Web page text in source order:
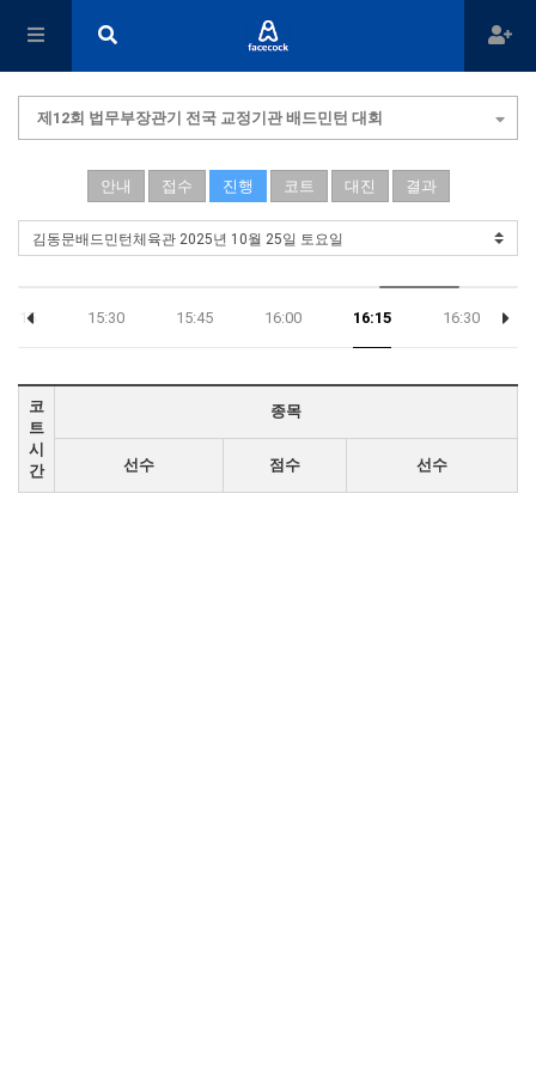
제12회 법무부장관기 전국 교정기관 배드민턴 대회
안내 접수 진행 코트 대진 결과
15:15 15:30 15:45 16:00 16:15 16:30
코
트
시
간
종목
선수 점수 선수